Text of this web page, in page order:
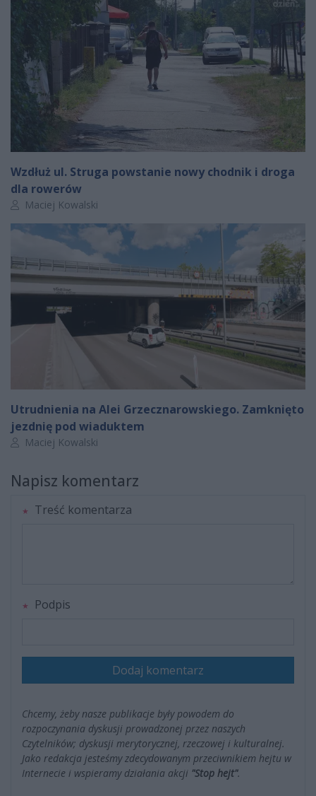
Wzdłuż ul. Struga powstanie nowy chodnik i droga
dla rowerów
Autor artykułu:
Maciej Kowalski
Utrudnienia na Alei Grzecznarowskiego. Zamknięto
jezdnię pod wiaduktem
Autor artykułu:
Maciej Kowalski
Napisz komentarz
Treść komentarza
Podpis
Dodaj komentarz
Chcemy, żeby nasze publikacje były powodem do
rozpoczynania dyskusji prowadzonej przez naszych
Czytelników; dyskusji merytorycznej, rzeczowej i kulturalnej.
Jako redakcja jesteśmy zdecydowanym przeciwnikiem hejtu w
Internecie i wspieramy działania akcji "Stop hejt".